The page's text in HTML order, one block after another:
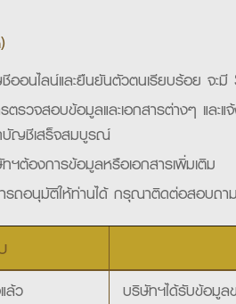
อนไลน์และยืนยันตัวตนเรียบร้อย จะ
ตรวจสอบข้อมูลและเอกสารต่างๆ และ
บัญชีเสร็จสมบูรณ์
ฯต้องการข้อมูลหรือเอกสารเพิ่มเติม
ารถอนุมัติให้ท่านได้ กรุณาติดต่อสอบ
ล้ว
บริษัทฯได้รับข้อมูล